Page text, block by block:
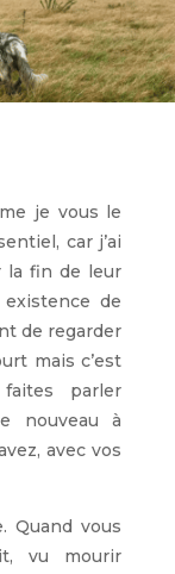
je vous le
car j’ai
la fin de leur
de
de regarder
mais c’est
parler
nouveau à
avec vos
Quand vous
vu mourir